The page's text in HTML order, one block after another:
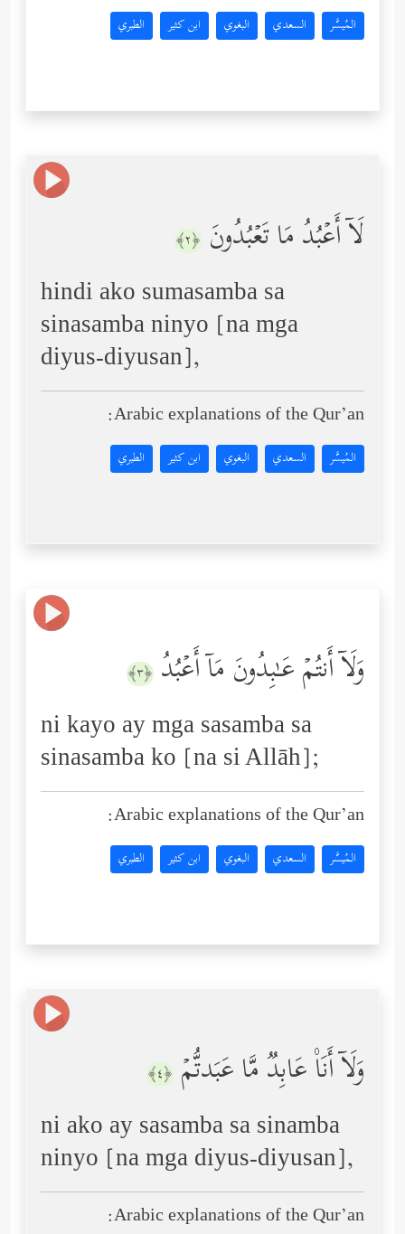
المُيسَّر السعدي البغوي ابن كثير الطبري
لَاۤ أَعۡبُدُ مَا تَعۡبُدُونَ ﴿٢﴾
hindi ako sumasamba sa
sinasamba ninyo [na mga
diyus-diyusan],
Arabic explanations of the Qur’an:
المُيسَّر السعدي البغوي ابن كثير الطبري
وَلَاۤ أَنتُمۡ عَـٰبِدُونَ مَاۤ أَعۡبُدُ ﴿٣﴾
ni kayo ay mga sasamba sa
sinasamba ko [na si Allāh];
Arabic explanations of the Qur’an:
المُيسَّر السعدي البغوي ابن كثير الطبري
وَلَاۤ أَنَا۠ عَابِدࣱ مَّا عَبَدتُّمۡ ﴿٤﴾
ni ako ay sasamba sa sinamba
ninyo [na mga diyus-diyusan],
Arabic explanations of the Qur’an: